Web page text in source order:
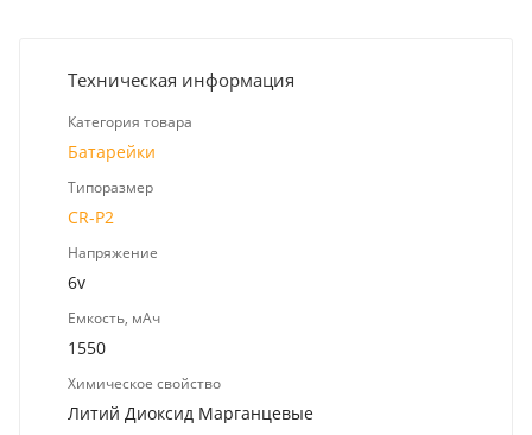
Техническая информация
Категория товара
Батарейки
Типоразмер
CR-P2
Напряжение
6v
Емкость, мАч
1550
Химическое свойство
Литий Диоксид Марганцевые